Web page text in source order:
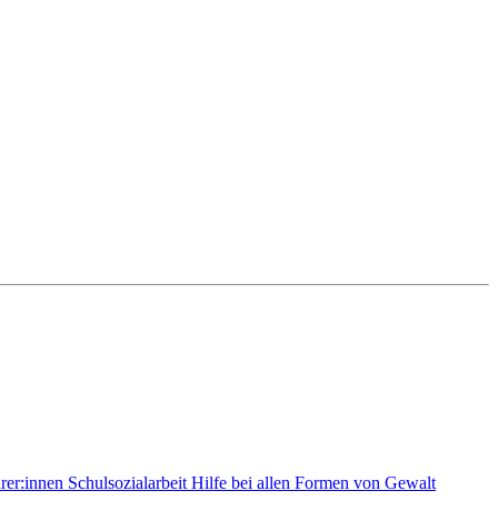
Schulsozialarbeit Hilfe bei allen Formen von Gewalt